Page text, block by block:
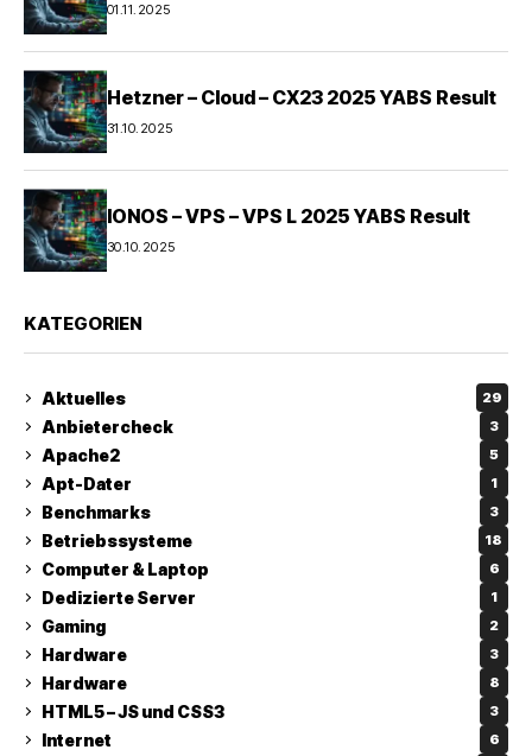
01.11.2025
Hetzner – Cloud – CX23 2025 YABS Result
31.10.2025
IONOS – VPS – VPS L 2025 YABS Result
30.10.2025
KATEGORIEN
Aktuelles 29
Anbietercheck 3
Apache2 5
Apt-Dater 1
Benchmarks 3
Betriebssysteme 18
Computer & Laptop 6
Dedizierte Server 1
Gaming 2
Hardware 3
Hardware 8
HTML5 – JS und CSS3 3
Internet 6